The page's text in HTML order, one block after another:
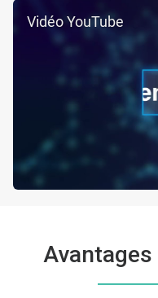
Vidéo YouTube
Avantages